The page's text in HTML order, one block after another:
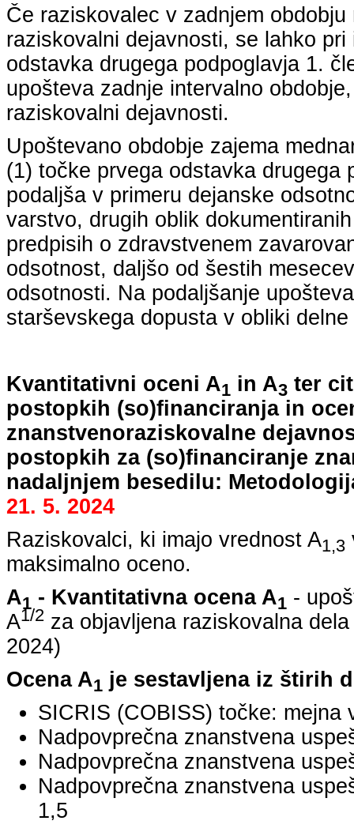
Če raziskovalec v zadnjem
raziskovalni dejavnosti, se lahko
odstavka drugega podpoglavja 1.
upošteva zadnje intervalno
raziskovalni dejavnosti.
Upoštevano obdobje zajema
(1) točke prvega odstavka drugega
podaljša v primeru dejanske
varstvo, drugih oblik
predpisih o zdravstvenem
odsotnost, daljšo od šestih
odsotnosti. Na podaljšanje
starševskega dopusta v obliki
Kvantitativni oceni A1 in A3 ter
postopkih (so)financiranja in
znanstvenoraziskovalne
postopkih za (so)financiranje
nadaljnjem besedilu:
21. 5. 2024
Raziskovalci, ki imajo vrednost A1,3
maksimalno oceno.
A1 - Kvantitativna ocena A1 -
A1/2 za objavljena raziskovalna
2024)
Ocena A1 je sestavljena iz štirih
SICRIS (COBISS) točke: mejna
Nadpovprečna znanstvena
Nadpovprečna znanstvena
Nadpovprečna znanstvena
1,5